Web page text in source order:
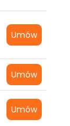
Umów
Umów
Umów